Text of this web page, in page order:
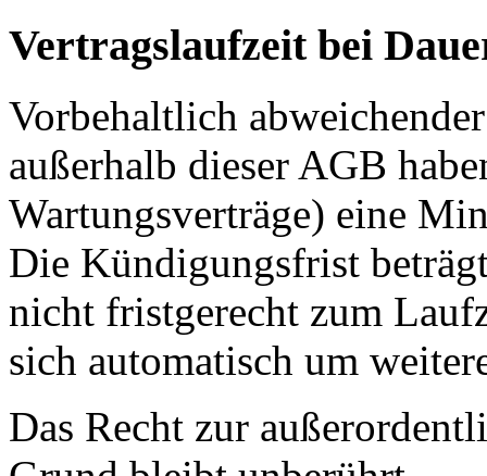
Vertragslaufzeit bei
Vorbehaltlich
außerhalb dieser AGB
Wartungsverträge) eine
Die Kündigungsfrist
nicht fristgerecht zum
sich automatisch um
Das Recht zur